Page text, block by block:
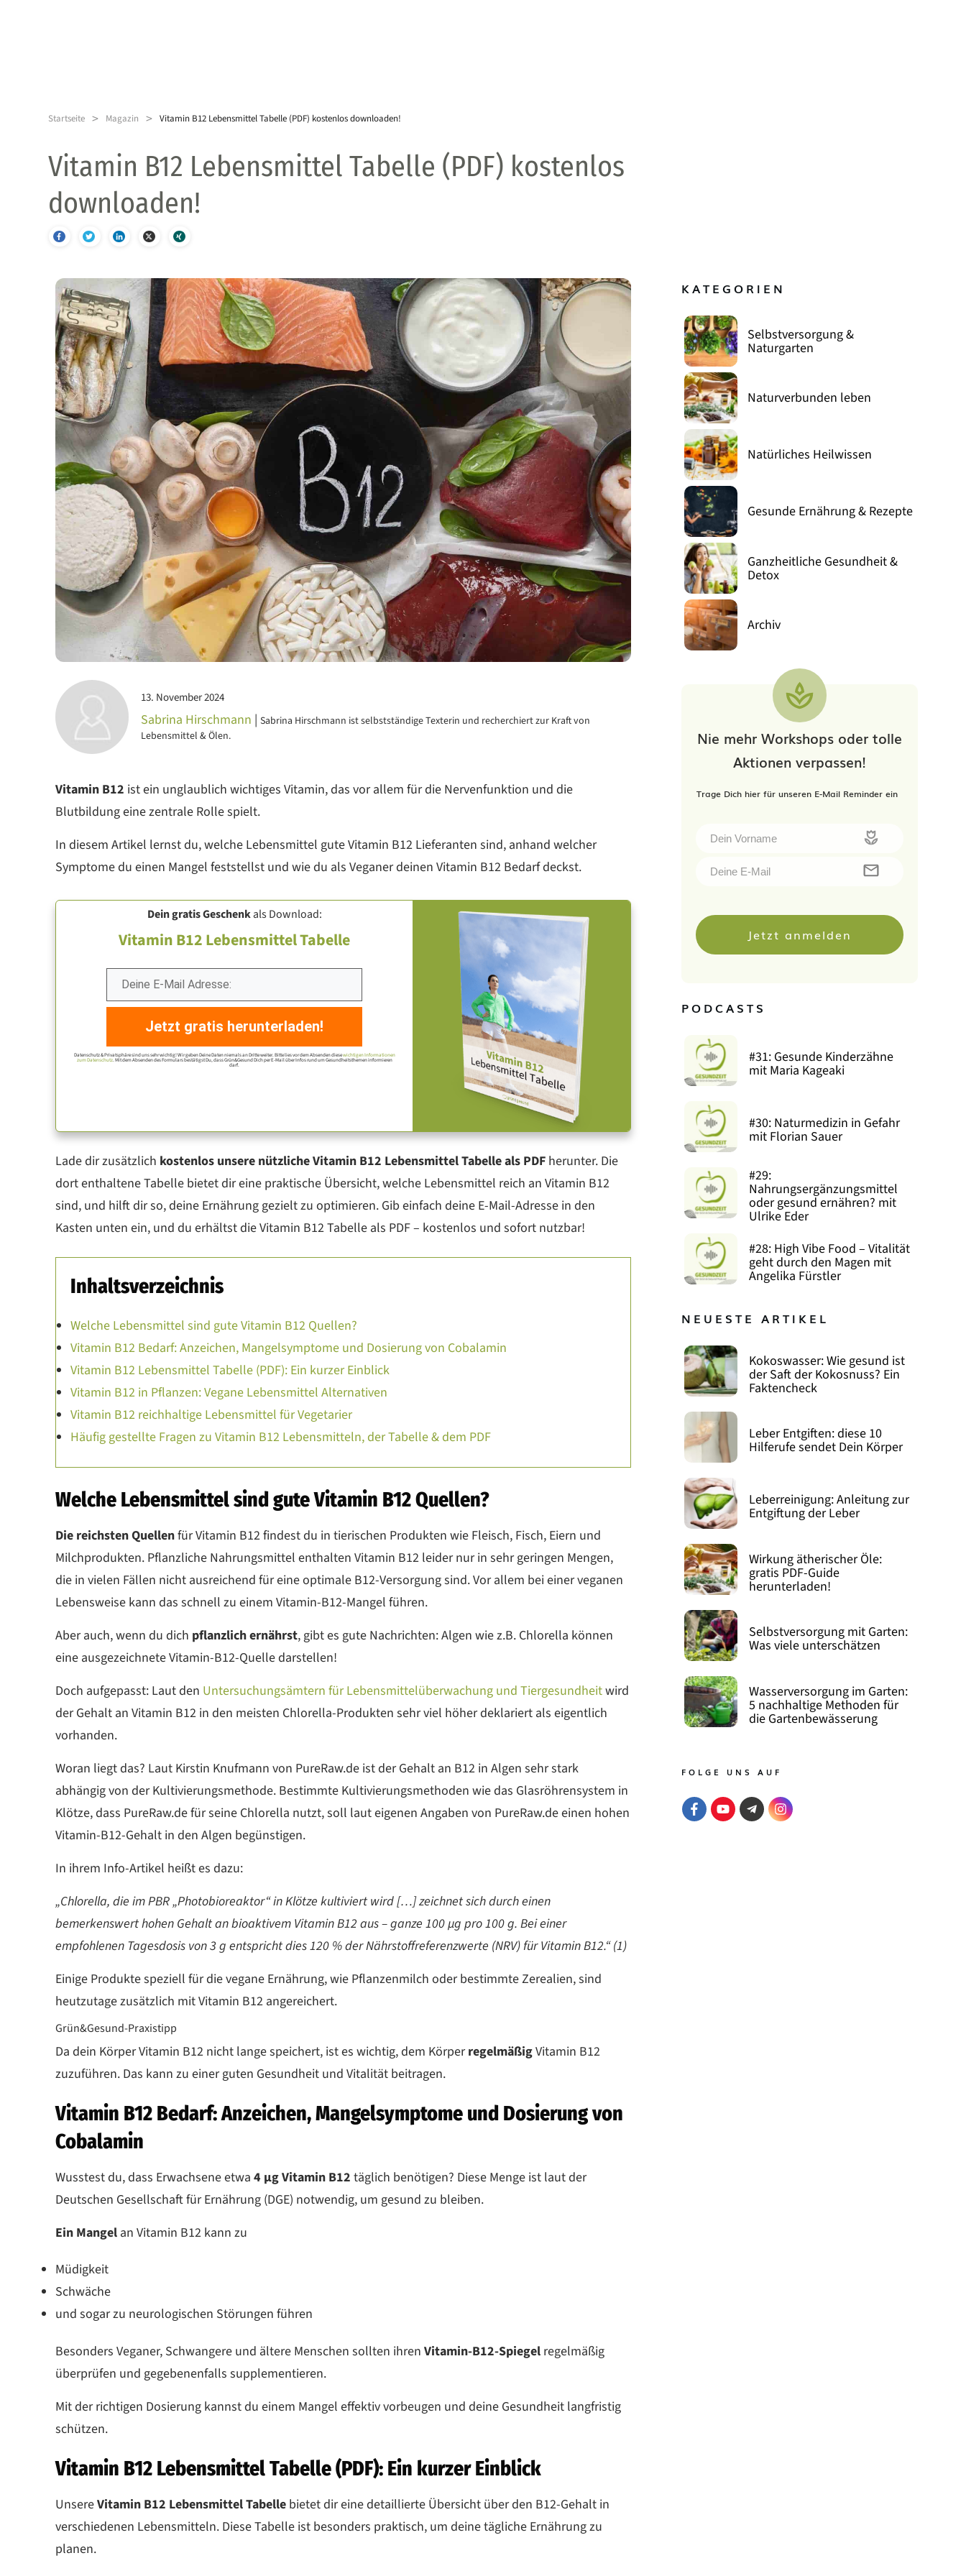
Startseite > Magazin > Vitamin B12 Lebensmittel Tabelle (PDF) kostenlos downloaden!
Vitamin B12 Lebensmittel Tabelle (PDF) kostenlos
downloaden!
13. November 2024
Sabrina Hirschmann | Sabrina Hirschmann ist selbstständige Texterin und recherchiert zur Kraft von
Lebensmittel & Ölen.
Vitamin B12 ist ein unglaublich wichtiges Vitamin, das vor allem für die Nervenfunktion und die
Blutbildung eine zentrale Rolle spielt.
In diesem Artikel lernst du, welche Lebensmittel gute Vitamin B12 Lieferanten sind, anhand welcher
Symptome du einen Mangel feststellst und wie du als Veganer deinen Vitamin B12 Bedarf deckst.
Deingratis Geschenkals Download:
Vitamin B12 Lebensmittel Tabelle
Jetzt gratis herunterladen!
Datenschutz & Privatsphäre sind uns sehr wichtig! Wir geben Deine Daten niemals an Dritte weiter. Bitte lies vor dem Absenden diesewichtigen Informationen
zum Datenschutz. Mit dem Absenden des Formulars bestätigst Du, dass Grün&Gesund Dich per E-Mail über Infos rund um Gesundheitsthemen informieren
darf.
Lade dir zusätzlich kostenlos unsere nützliche Vitamin B12 Lebensmittel Tabelle als PDF herunter. Die
dort enthaltene Tabelle bietet dir eine praktische Übersicht, welche Lebensmittel reich an Vitamin B12
sind, und hilft dir so, deine Ernährung gezielt zu optimieren. Gib einfach deine E-Mail-Adresse in den
Kasten unten ein, und du erhältst die Vitamin B12 Tabelle als PDF – kostenlos und sofort nutzbar!
Inhaltsverzeichnis
Welche Lebensmittel sind gute Vitamin B12 Quellen?
Vitamin B12 Bedarf: Anzeichen, Mangelsymptome und Dosierung von Cobalamin
Vitamin B12 Lebensmittel Tabelle (PDF): Ein kurzer Einblick
Vitamin B12 in Pflanzen: Vegane Lebensmittel Alternativen
Vitamin B12 reichhaltige Lebensmittel für Vegetarier
Häufig gestellte Fragen zu Vitamin B12 Lebensmitteln, der Tabelle & dem PDF
Welche Lebensmittel sind gute Vitamin B12 Quellen?
Die reichsten Quellenfür Vitamin B12 findest du in tierischen Produkten wie Fleisch, Fisch, Eiern und
Milchprodukten. Pflanzliche Nahrungsmittel enthalten Vitamin B12 leider nur in sehr geringen Mengen,
die in vielen Fällen nicht ausreichend für eine optimale B12-Versorgung sind. Vor allem bei einer veganen
Lebensweise kann das schnell zu einem Vitamin-B12-Mangel führen.
Aber auch, wenn du dich pflanzlich ernährst, gibt es gute Nachrichten: Algen wie z.B. Chlorella können
eine ausgezeichnete Vitamin-B12-Quelle darstellen!
Doch aufgepasst: Laut den Untersuchungsämtern für Lebensmittelüberwachung und Tiergesundheitwird
der Gehalt an Vitamin B12 in den meisten Chlorella-Produkten sehr viel höher deklariert als eigentlich
vorhanden.
Woran liegt das? Laut Kirstin Knufmann von PureRaw.de ist der Gehalt an B12 in Algen sehr stark
abhängig von der Kultivierungsmethode. Bestimmte Kultivierungsmethoden wie das Glasröhrensystem in
Klötze, dass PureRaw.de für seine Chlorella nutzt, soll laut eigenen Angaben von PureRaw.de einen hohen
Vitamin-B12-Gehalt in den Algen begünstigen.
In ihrem Info-Artikel heißt es dazu:
„Chlorella, die im PBR „Photobioreaktor“ in Klötze kultiviert wird […] zeichnet sich durch einen
bemerkenswert hohen Gehalt an bioaktivem Vitamin B12 aus – ganze 100 µg pro 100 g. Bei einer
empfohlenen Tagesdosis von 3 g entspricht dies 120 % der Nährstoffreferenzwerte (NRV) für Vitamin B12.“ (1)
Einige Produkte speziell für die vegane Ernährung, wie Pflanzenmilch oder bestimmte Zerealien, sind
heutzutage zusätzlich mit Vitamin B12 angereichert.
Grün&Gesund-Praxistipp
Da dein Körper Vitamin B12 nicht lange speichert, ist es wichtig, dem KörperregelmäßigVitamin B12
zuzuführen. Das kann zu einer guten Gesundheit und Vitalität beitragen.
Vitamin B12 Bedarf: Anzeichen, Mangelsymptome und Dosierung von
Cobalamin
Wusstest du, dass Erwachsene etwa 4 µg Vitamin B12 täglich benötigen? Diese Menge ist laut der
Deutschen Gesellschaft für Ernährung (DGE) notwendig, um gesund zu bleiben.
Ein Mangel an Vitamin B12 kann zu
Müdigkeit
Schwäche
und sogar zu neurologischen Störungen führen
Besonders Veganer, Schwangere und ältere Menschen sollten ihren Vitamin-B12-Spiegel regelmäßig
überprüfen und gegebenenfalls supplementieren.
Mit der richtigen Dosierung kannst du einem Mangel effektiv vorbeugen und deine Gesundheit langfristig
schützen.
Vitamin B12 Lebensmittel Tabelle (PDF): Ein kurzer Einblick
UnsereVitamin B12 Lebensmittel Tabelle bietet dir eine detaillierte Übersicht über den B12-Gehalt in
verschiedenen Lebensmitteln. Diese Tabelle ist besonders praktisch, um deine tägliche Ernährung zu
planen.
KATEGORIEN
Selbstversorgung &
Naturgarten
Naturverbunden leben
Natürliches Heilwissen
Gesunde Ernährung & Rezepte
Ganzheitliche Gesundheit &
Detox
Archiv
Nie mehr Workshops oder tolle
Aktionen verpassen!
Trage Dich hier für unseren E-Mail Reminder ein
Jetzt anmelden
PODCASTS
#31: Gesunde Kinderzähne
mit Maria Kageaki
#30: Naturmedizin in Gefahr
mit Florian Sauer
#29:
Nahrungsergänzungsmittel
oder gesund ernähren? mit
Ulrike Eder
#28: High Vibe Food – Vitalität
geht durch den Magen mit
Angelika Fürstler
NEUESTE ARTIKEL
Kokoswasser: Wie gesund ist
der Saft der Kokosnuss? Ein
Faktencheck
Leber Entgiften: diese 10
Hilferufe sendet Dein Körper
Leberreinigung: Anleitung zur
Entgiftung der Leber
Wirkung ätherischer Öle:
gratis PDF-Guide
herunterladen!
Selbstversorgung mit Garten:
Was viele unterschätzen
Wasserversorgung im Garten:
5 nachhaltige Methoden für
die Gartenbewässerung
FOLGE UNS AUF